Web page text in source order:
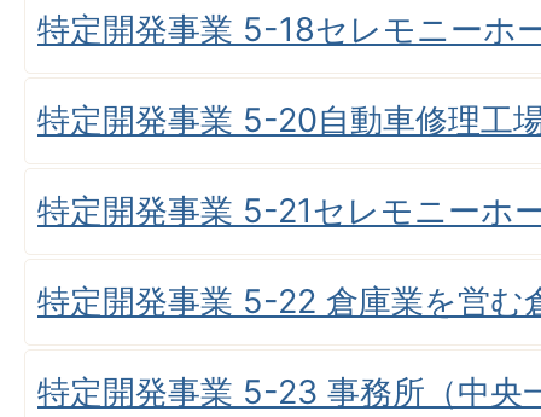
特定開発事業 5-18セレモニーホ
特定開発事業 5-20自動車修理工
特定開発事業 5-21セレモニーホ
特定開発事業 5-22 倉庫業を営む
特定開発事業 5-23 事務所（中央